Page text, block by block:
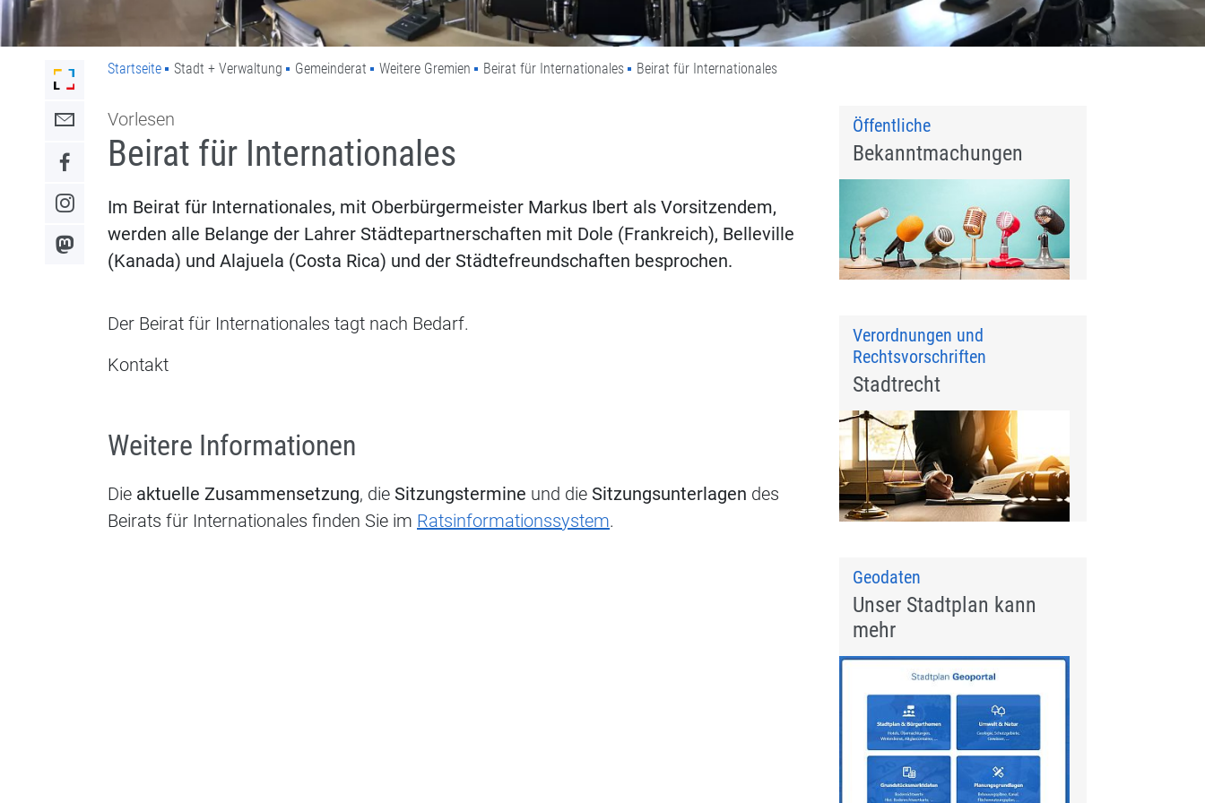
Link zur Startseite der Stadt Lahr
Link zum Kontaktformular
Link zum Facebook-Auftritt
Link zum Instagram-Auftritt
Link zum Mastodon-Kanal
Startseite Stadt + Verwaltung Gemeinderat Weitere Gremien Beirat für Internationales Beirat für Internationales
Vorlesen
Beirat für Internationales
Im Beirat für Internationales, mit Oberbürgermeister Markus Ibert als Vorsitzendem,
werden alle Belange der Lahrer Städtepartnerschaften mit Dole (Frankreich), Belleville
(Kanada) und Alajuela (Costa Rica) und der Städtefreundschaften besprochen.
Der Beirat für Internationales tagt nach Bedarf.
Kontakt
Weitere Informationen
Die aktuelle Zusammensetzung, die Sitzungstermine und die Sitzungsunterlagen des
Beirats für Internationales finden Sie im Ratsinformationssystem.
Öffentliche
Bekanntmachungen
Verordnungen und
Rechtsvorschriften
Stadtrecht
Geodaten
Unser Stadtplan kann
mehr